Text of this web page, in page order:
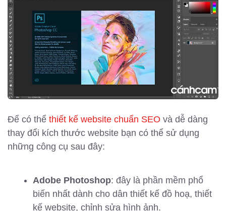
Để có thể thiết kế website chuẩn SEO và dễ dàng
thay đổi kích thước website bạn có thể sử dụng
những công cụ sau đây:
Adobe Photoshop: đây là phần mềm phổ
biến nhất dành cho dân thiết kế đồ hoạ, thiết
kế website, chỉnh sửa hình ảnh.